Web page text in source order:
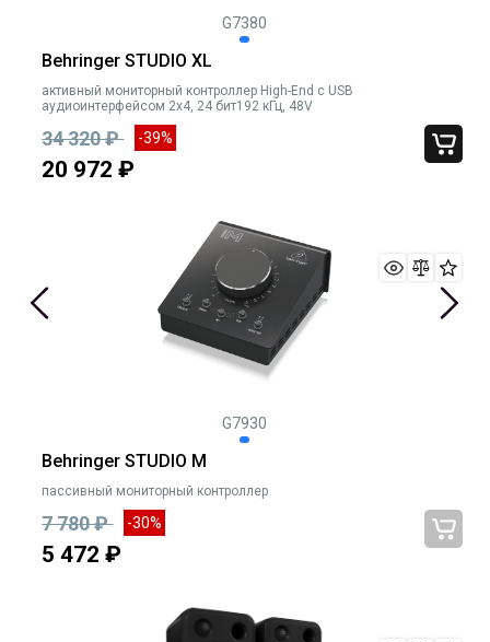
G7380
Behringer STUDIO XL
активный мониторный контроллер High-End с USB
аудиоинтерфейсом 2х4, 24 бит192 кГц, 48V
34 320 ₽ -39%
20 972 ₽
G7930
Behringer STUDIO M
пассивный мониторный контроллер
7 780 ₽ -30%
5 472 ₽